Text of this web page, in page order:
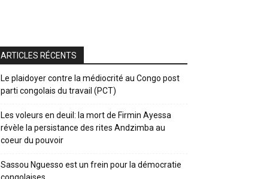
ARTICLES RÉCENTS
Le plaidoyer contre la médiocrité au Congo post
parti congolais du travail (PCT)
Les voleurs en deuil: la mort de Firmin Ayessa
révèle la persistance des rites Andzimba au
coeur du pouvoir
Sassou Nguesso est un frein pour la démocratie